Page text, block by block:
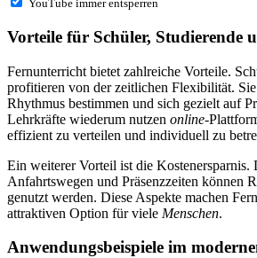
YouTube immer entsperren
Vorteile für Schüler, Studierende
Fernunterricht bietet zahlreiche Vorteile.
profitieren von der zeitlichen Flexibilität.
Rhythmus bestimmen und sich gezielt auf
Lehrkräfte wiederum nutzen online-
effizient zu verteilen und individuell zu
Ein weiterer Vorteil ist die Kostenersparnis.
Anfahrtswegen und Präsenzzeiten können
genutzt werden. Diese Aspekte machen
attraktiven Option für viele Menschen.
Anwendungsbeispiele im